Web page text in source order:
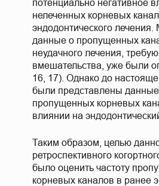
Таким образом, целью
ретроспективного
было оценить частоту
корневых каналов в ранее
нелеченных корневых
эндодонтического
данные о пропущенных
неудачного лечения,
вмешательства, уже были
16, 17). Однако до
были представлены данные
пропущенных корневых
влиянии на